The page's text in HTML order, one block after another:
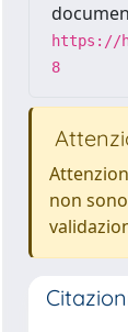
https://
8
non